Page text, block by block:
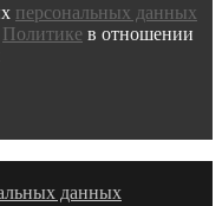
персональных данных
Политике в отношении
данных